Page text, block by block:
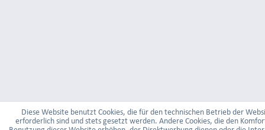
Diese Website benutzt Cookies, die für den technischen Betrieb der
erforderlich sind und stets gesetzt werden. Andere Cookies, die den